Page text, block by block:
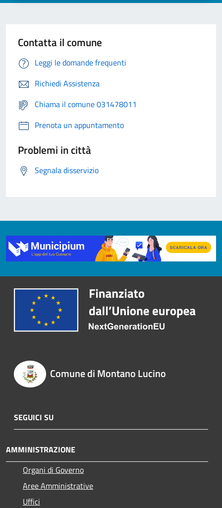
Contatta il comune
Leggi le domande frequenti
Richiedi Assistenza
Chiama il comune 031478011
Prenota un appuntamento
Problemi in città
Segnala disservizio
Comune di Montano Lucino
SEGUICI SU
AMMINISTRAZIONE
Organi di Governo
Aree Amministrative
Uffici